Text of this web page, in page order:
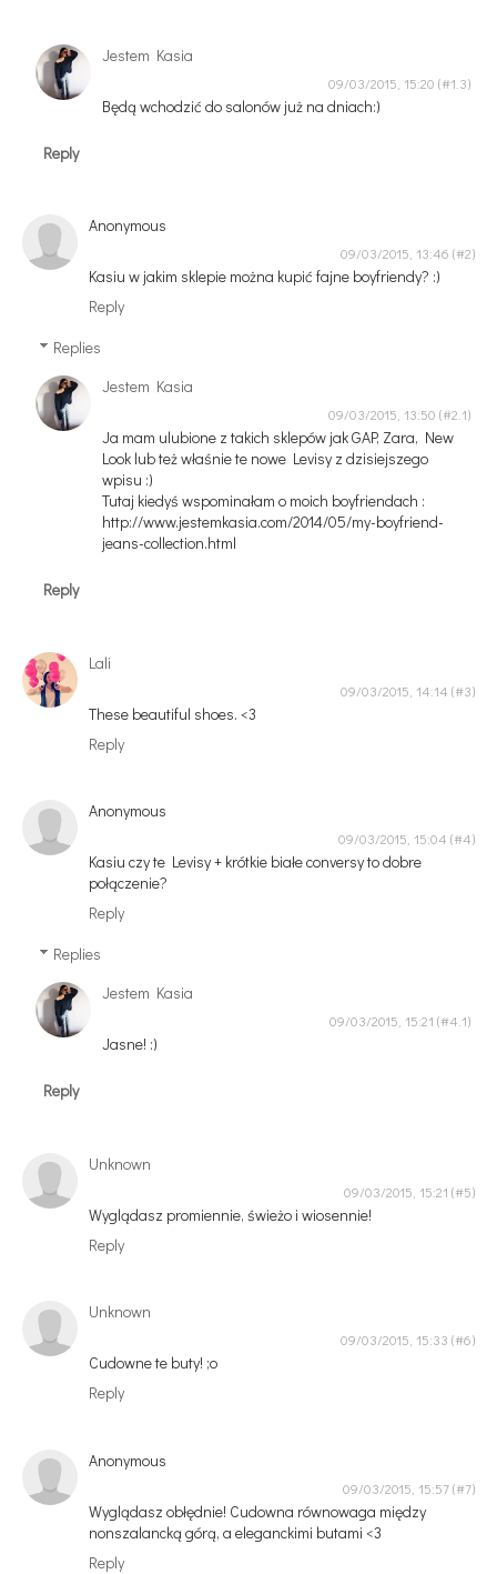
Jestem Kasia
09/03/2015, 15:20
Będą wchodzić do salonów już na dniach:)
Reply
Anonymous
09/03/2015, 13:46
Kasiu w jakim sklepie można kupić fajne boyfriendy? :)
Reply
Replies
Jestem Kasia
09/03/2015, 13:50
Ja mam ulubione z takich sklepów jak GAP, Zara, New
Look lub też właśnie te nowe Levisy z dzisiejszego
wpisu :)
Tutaj kiedyś wspominałam o moich boyfriendach :
http://www.jestemkasia.com/2014/05/my-boyfriend-
jeans-collection.html
Reply
Lali
09/03/2015, 14:14
These beautiful shoes. <3
Reply
Anonymous
09/03/2015, 15:04
Kasiu czy te Levisy + krótkie białe conversy to dobre
połączenie?
Reply
Replies
Jestem Kasia
09/03/2015, 15:21
Jasne! :)
Reply
Unknown
09/03/2015, 15:21
Wyglądasz promiennie, świeżo i wiosennie!
Reply
Unknown
09/03/2015, 15:33
Cudowne te buty! ;o
Reply
Anonymous
09/03/2015, 15:57
Wyglądasz obłędnie! Cudowna równowaga między
nonszalancką górą, a eleganckimi butami <3
Reply